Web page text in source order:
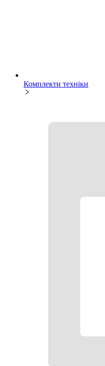
Комплекти техніки